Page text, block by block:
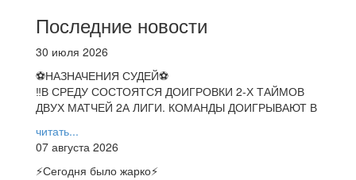
Последние новости
30 июля 2026
⚽НАЗНАЧЕНИЯ СУДЕЙ⚽
‼В СРЕДУ СОСТОЯТСЯ ДОИГРОВКИ 2-Х ТАЙМОВ
ДВУХ МАТЧЕЙ 2А ЛИГИ. КОМАНДЫ ДОИГРЫВАЮТ В
читать...
07 августа 2026
⚡️Сегодня было жарко⚡️